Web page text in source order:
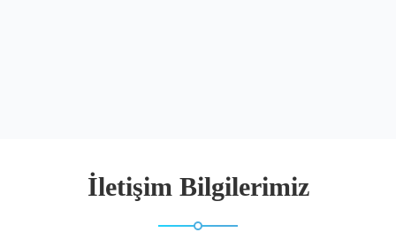
İletişim Bilgilerimiz